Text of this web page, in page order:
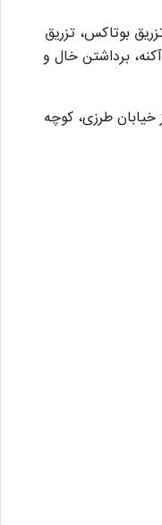
بوتاکس، تزریق
برداشتن خال و
خیابان طرزی، کوچه